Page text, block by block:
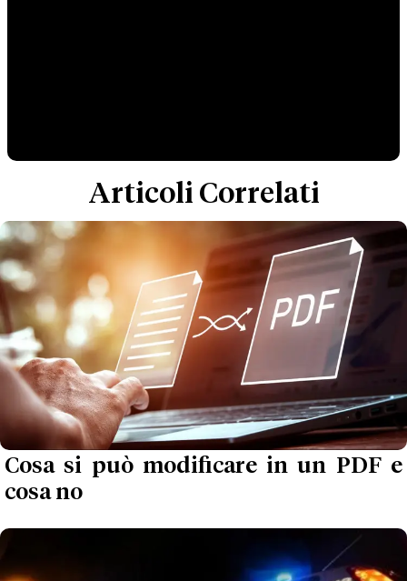
Articoli Correlati
Cosa si può modificare in un PDF e
cosa no